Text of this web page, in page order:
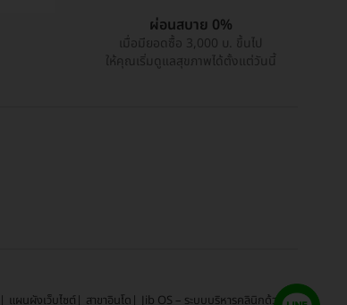
ผ่อนสบาย 0%
เมื่อมียอดซื้อ 3,000 บ. ขึ้นไป
ให้คุณเริ่มดูแลสุขภาพได้ตั้งแต่วันนี้
แผนผังเว็บไซต์ สาขาอินโด Jib OS – ระบบบริหารคลินิกด้วย AI